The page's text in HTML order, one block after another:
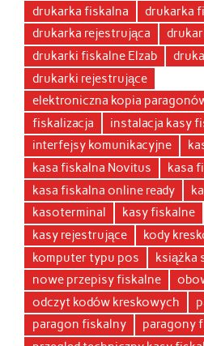
drukarka fiskalna
drukarka
drukarka rejestrująca
drukarki fiskalne Elzab
drukarki rejestrujące
elektroniczna kopia
fiskalizacja
instalacja kasy
interfejsy komunikacyjne
kasa fiskalna Novitus
kasa
kasa fiskalna online ready
kasoterminal
kasy fiskalne
kasy rejestrujące
kody
komputer typu pos
książka
nowe przepisy fiskalne
odczyt kodów kreskowych
paragon fiskalny
paragony